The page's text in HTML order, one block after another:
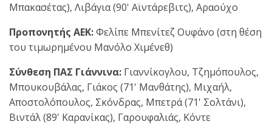
Μπακασέτας), Λιβάγια (90' Αϊντάρεβιτς), Αραούχο
Προπονητής ΑΕΚ:Φελίπε Μπενίτεζ Ουφάνο (στη θέση
του τιμωρημένου Μανόλο Χιμένεθ)
Σύνθεση ΠΑΣ Γιάννινα: Γιαννίκογλου, Τζημόπουλος,
Μπουκουβάλας, Γιάκος (71' Μανθάτης), Μιχαήλ,
Αποστολόπουλος, Σκόνδρας, Μπετρά (71' Σολτάνι),
Βιντάλ (89' Καρανίκας), Γαρουφαλιάς, Κόντε